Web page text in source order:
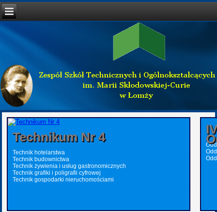
Technikum Nr 4
Technik hotelarstwa
Technik budownictwa
Technik żywienia i usług gastronomicznych
Technik grafiki i poligrafii cyfrowej
Technik gospodarki nieruchomościami